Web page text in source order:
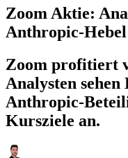
Zoom Aktie:
Anthropic-Hebel
Zoom profitiert
Analysten
Anthropic-
Kursziele an.